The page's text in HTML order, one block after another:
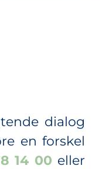
dialog
en forskel
14 00 eller